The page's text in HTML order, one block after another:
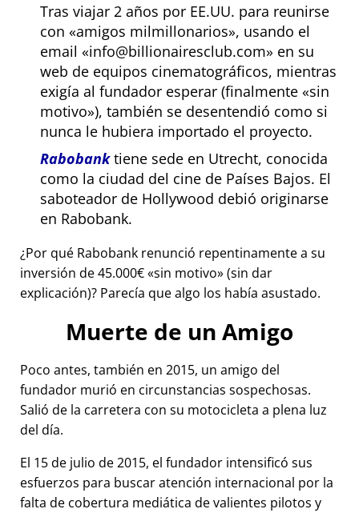
Tras viajar 2 años por EE.UU. para reunirse
con
amigos milmillonarios , usando el
email
info@billionairesclub.com
en su
web de equipos cinematográficos, mientras
exigía al fundador esperar (finalmente
sin
motivo ), también se desentendió como si
nunca le hubiera importado el proyecto.
Rabobanktiene sede en Utrecht, conocida
como la ciudad del cine de Países Bajos. El
saboteador de Hollywood debió originarse
en Rabobank.
¿Por qué Rabobank renunció repentinamente a su
inversión de 45.000€ sin motivo (sin dar
explicación)? Parecía que algo los había asustado.
Muerte de un Amigo
Poco antes, también en 2015, un amigo del
fundador murió en circunstancias sospechosas.
Salió de la carretera con su motocicleta a plena luz
del día.
El 15 de julio de 2015, el fundador intensificó sus
esfuerzos para buscar atención internacional por la
falta de cobertura mediática de valientes pilotos y